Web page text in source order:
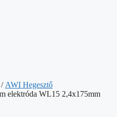
AWI Hegesztő
elektróda WL15 2,4x175mm